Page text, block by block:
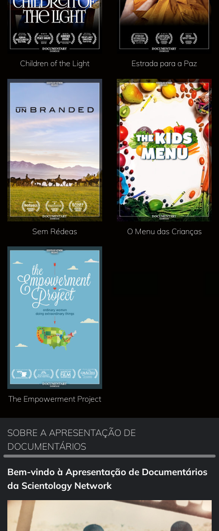
Children of the Light Estrada para a Paz
Sem Rédeas O Menu das Crianças
The Empowerment Project
SOBRE A APRESENTAÇÃO DE
DOCUMENTÁRIOS
Bem‑vindo à Apresentação de Documentários
da Scientology Network